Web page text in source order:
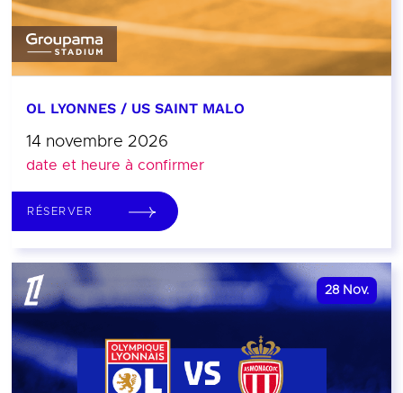
OL LYONNES / US SAINT MALO
14 novembre 2026
date et heure à confirmer
RÉSERVER
28 Nov.